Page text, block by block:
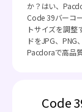
か？はい、
Code 39バーコ
トサイズを調整
ドをJPG、PNG
Pacdoraで高品
Code